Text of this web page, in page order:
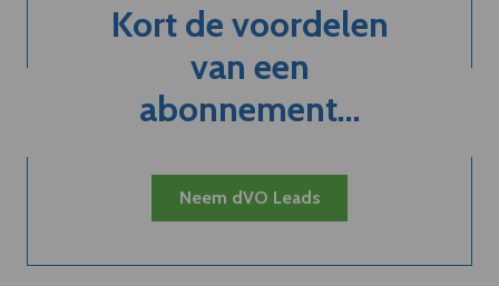
Kort de voordelen
van een
abonnement...
Neem dVO Leads